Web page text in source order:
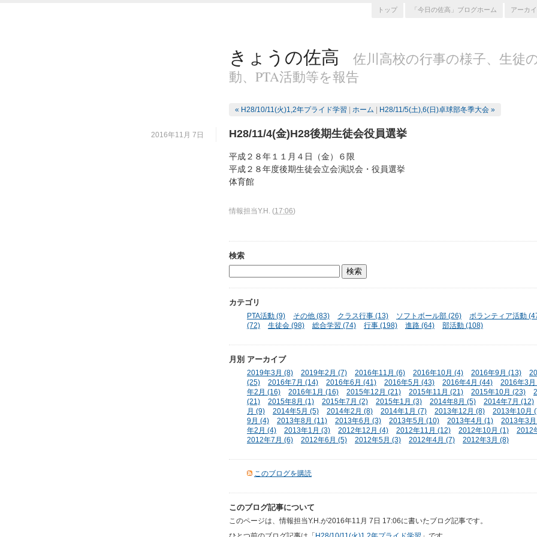
きょうの佐高
佐川高校の行事の様子、生徒
動、PTA活動等を報告
トップ 「今日の佐高」ブログホーム アーカ
« H28/10/11(火)1,2年プライド学習 ホーム H28/11/5(土),6(日)卓球部冬季大会 »
2016年11月 7日 H28/11/4(金)H28後期生徒会役員選挙
平成２８年１１月４日（金）６限
平成２８年度後期生徒会立会演説会・役員選挙
体育館
情報担当Y.H. (17:06)
検索
カテゴリ
PTA活動 (9) その他 (83) クラス行事 (13) ソフトボール部 (26) ボランティア活動
(72)
生徒会 (98) 総合学習 (74) 行事 (198) 進路 (64) 部活動 (108)
月別 アーカイブ
2019年3月 (8) 2019年2月 (7) 2016年11月 (6) 2016年10月 (4) 2016年9月 (13)
(25)
2016年7月 (14) 2016年6月 (41) 2016年5月 (43) 2016年4月 (44) 2016年3
年2月 (16)
2016年1月 (16) 2015年12月 (21) 2015年11月 (21) 2015年10月 (23)
(21)
2015年8月 (1) 2015年7月 (2) 2015年1月 (3) 2014年8月 (5) 2014年7月 (12)
月 (9)
2014年5月 (5) 2014年2月 (8) 2014年1月 (7) 2013年12月 (8) 2013年10月
9月 (4)
2013年8月 (11) 2013年6月 (3) 2013年5月 (10) 2013年4月 (1) 2013年3
年2月 (4)
2013年1月 (3) 2012年12月 (4) 2012年11月 (12) 2012年10月 (1)
2012
2012年7月 (6)
2012年6月 (5) 2012年5月 (3) 2012年4月 (7) 2012年3月 (8)
このブログを購読
このブログ記事について
このページは、情報担当Y.H.が2016年11月 7日 17:06に書いたブログ記事です。